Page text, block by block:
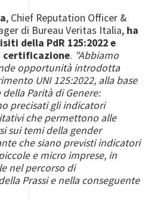
, Chief Reputation Officer &
di Bureau Veritas Italia, ha
della PdR 125:2022 e
. "Abbiamo
opportunità introdotta
UNI 125:2022, alla base
Parità di Genere:
precisati gli indicatori
che permettono alle
sui temi della gender
che siano previsti indicatori
e micro imprese, in
nel percorso di
Prassi e nella conseguente